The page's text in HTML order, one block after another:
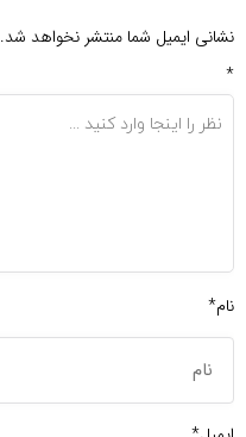
نشانی ایمیل شما منتشر نخواهد شد.
*
نام*